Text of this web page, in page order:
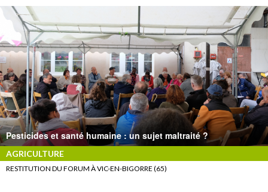
Pesticides et santé humaine : un sujet maltraité ?
AGRICULTURE
RESTITUTION DU FORUM À VIC-EN-BIGORRE (65)